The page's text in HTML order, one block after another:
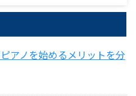
アノを始めるメリットを分